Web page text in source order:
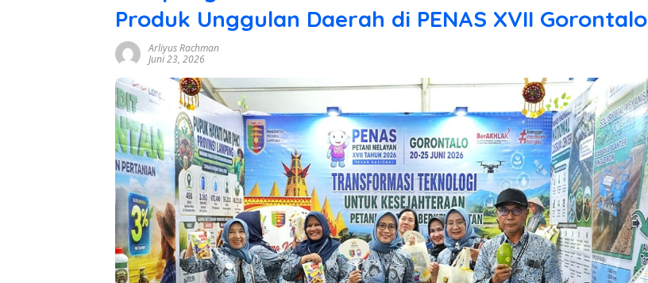
Produk Unggulan Daerah di PENAS XVII Gorontalo
Arliyus Rachman
Juni 23, 2026